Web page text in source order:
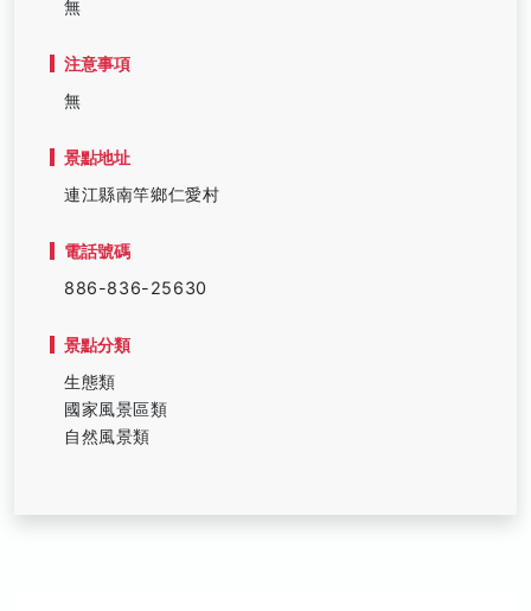
無
注意事項
無
景點地址
連江縣南竿鄉仁愛村
電話號碼
886-836-25630
景點分類
生態類
國家風景區類
自然風景類